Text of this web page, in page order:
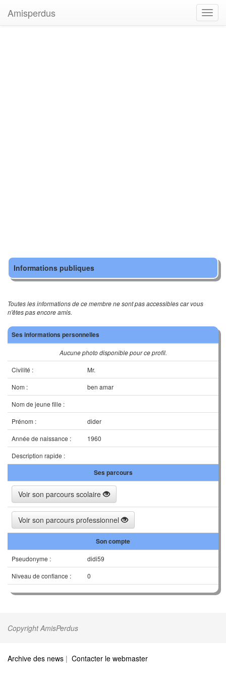
Amisperdus
Informations publiques
Toutes les informations de ce membre ne sont pas accessibles car vous
n'êtes pas encore amis.
Ses informations personnelles
Aucune photo disponible pour ce profil.
Civilité :
Mr.
Nom :
ben amar
Nom de jeune fille :
Prénom :
dider
Année de naissance :
1960
Description rapide :
Ses parcours
Voir son parcours scolaire
Voir son parcours professionnel
Son compte
Pseudonyme :
didi59
Niveau de confiance :
0
Copyright AmisPerdus
Archive des news | Contacter le webmaster